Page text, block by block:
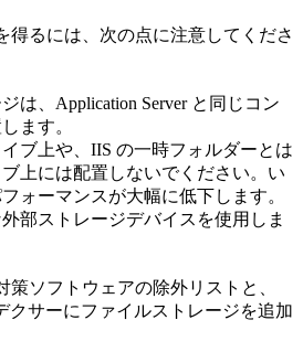
得るには、次の点に注意してくださ
は、Application Server と同じコン
ます。
ブ上や、IIS の一時フォルダーとは
上には配置しないでください。い
ォーマンスが大幅に低下します。
部ストレージデバイスを使用しま
ソフトウェアの除外リストと、
クサーにファイルストレージを追加